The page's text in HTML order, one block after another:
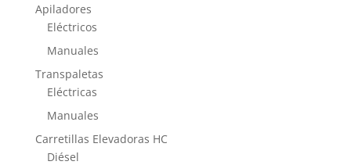
Apiladores
Eléctricos
Manuales
Transpaletas
Eléctricas
Manuales
Carretillas Elevadoras HC
Diésel